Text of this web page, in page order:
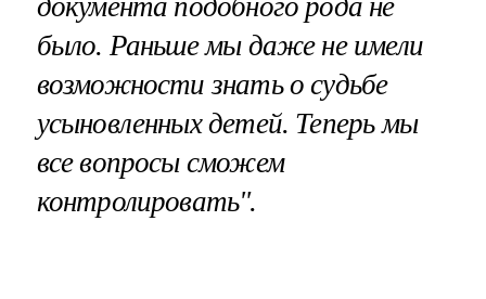
было. Раньше мы даже не имели
возможности знать о судьбе
усыновленных детей. Теперь мы
все вопросы сможем
контролировать".